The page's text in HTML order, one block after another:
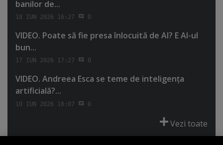
banilor de...
18 IUN 2026 16:27 0
VIDEO. Poate să fie presa înlocuită de AI? E AI-ul
bun...
17 IUN 2026 17:27 0
VIDEO. Andreea Esca se teme de inteligenţa
artificială?...
10 IUN 2026 18:07 0
Vezi toate